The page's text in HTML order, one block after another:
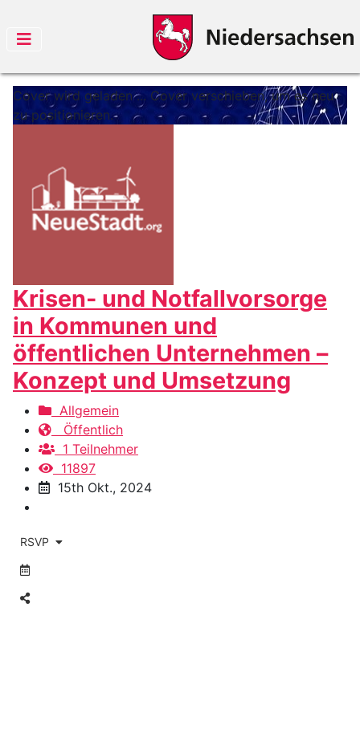
Cover wird geladen ... Cover verschieben, um es neu
zu positionieren.
Krisen- und Notfallvorsorge
in Kommunen und
öffentlichen Unternehmen –
Konzept und Umsetzung
Allgemein
Öffentlich
1 Teilnehmer
11897
15th Okt., 2024
RSVP